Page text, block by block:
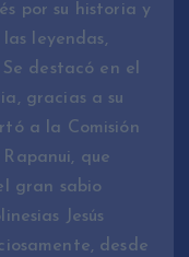
por su historia y
leyendas,
destacó en el
gracias a su
a la Comisión
que
gran sabio
Jesús
desde